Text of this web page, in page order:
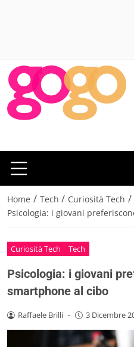
Home / Tech / Curiosità Tech /
Psicologia: i giovani
Curiosità Tech Tech
Psicologia: i giovani
smartphone al cibo
Raffaele Brilli - 3 Dicembre